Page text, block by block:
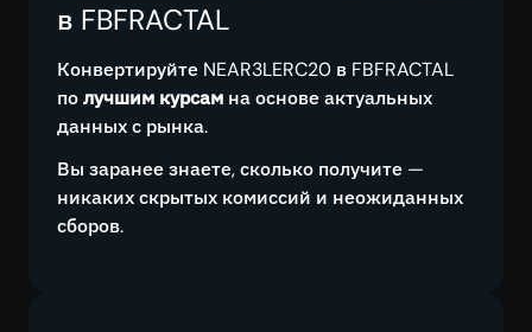
в FBFRACTAL
Конвертируйте NEAR3LERC20 в FBFRACTAL
получшим курсам на основе актуальных
данных с рынка.
Вы заранее знаете, сколько получите —
никаких скрытых комиссий и неожиданных
сборов.